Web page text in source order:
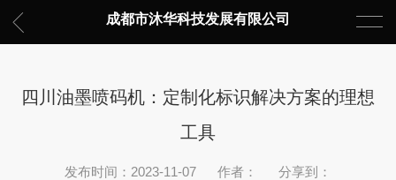
成都市沐华科技发展有限公司
四川油墨喷码机：定制化标识解决方案的理想
工具
发布时间：2023-11-07 作者：
分享到：